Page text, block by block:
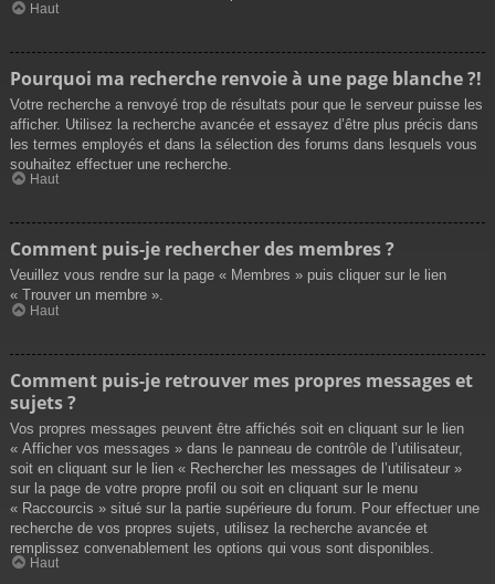
Haut
Pourquoi ma recherche renvoie à une page blanche ?!
Votre recherche a renvoyé trop de résultats pour que le serveur puisse les
afficher. Utilisez la recherche avancée et essayez d’être plus précis dans
les termes employés et dans la sélection des forums dans lesquels vous
souhaitez effectuer une recherche.
Haut
Comment puis-je rechercher des membres ?
Veuillez vous rendre sur la page « Membres » puis cliquer sur le lien
« Trouver un membre ».
Haut
Comment puis-je retrouver mes propres messages et
sujets ?
Vos propres messages peuvent être affichés soit en cliquant sur le lien
« Afficher vos messages » dans le panneau de contrôle de l’utilisateur,
soit en cliquant sur le lien « Rechercher les messages de l’utilisateur »
sur la page de votre propre profil ou soit en cliquant sur le menu
« Raccourcis » situé sur la partie supérieure du forum. Pour effectuer une
recherche de vos propres sujets, utilisez la recherche avancée et
remplissez convenablement les options qui vous sont disponibles.
Haut